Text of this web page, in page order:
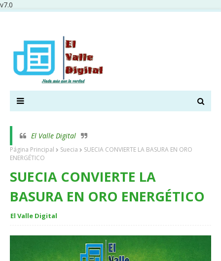
v7.0
El Valle Digital
Página Principal Suecia
SUECIA CONVIERTE LA BASURA EN ORO
ENERGÉTICO
SUECIA CONVIERTE LA
BASURA EN ORO ENERGÉTICO
El Valle Digital